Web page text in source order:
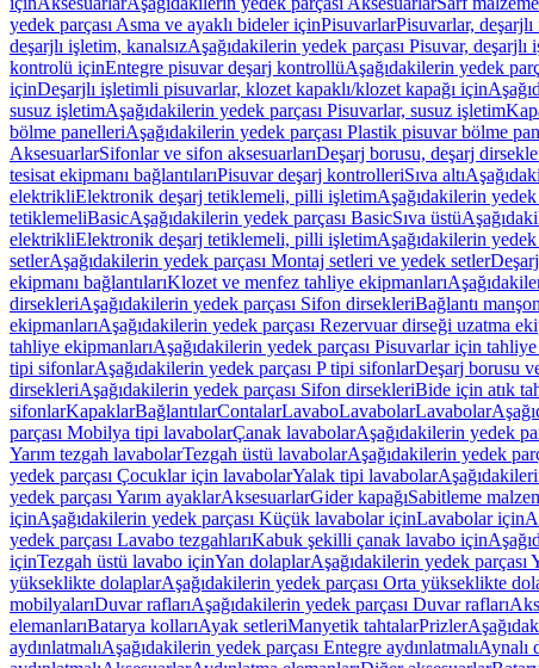
yedek parçası Asma ve ayaklı bideler içinPisuvarlarPisuvarlar,
deşarjlı işletim, kanalsızAşağıdakilerin yedek parçası Pisuvar, deşarjlı
kontrolü içinEntegre pisuvar deşarj kontrollüAşağıdakilerin yedek
içinDeşarjlı işletimli pisuvarlar, klozet kapaklı/klozet kapağı için
susuz işletimAşağıdakilerin yedek parçası Pisuvarlar, susuz işletim
bölme panelleriAşağıdakilerin yedek parçası Plastik pisuvar bölme
AksesuarlarSifonlar ve sifon aksesuarlarıDeşarj borusu, deşarj
tesisat ekipmanı bağlantılarıPisuvar deşarj kontrolleriSıva altı
elektrikliElektronik deşarj tetiklemeli, pilli işletimAşağıdakilerin
tetiklemeliBasicAşağıdakilerin yedek parçası BasicSıva üstü
elektrikliElektronik deşarj tetiklemeli, pilli işletimAşağıdakilerin
setlerAşağıdakilerin yedek parçası Montaj setleri ve yedek setler
ekipmanı bağlantılarıKlozet ve menfez tahliye ekipmanları
dirsekleriAşağıdakilerin yedek parçası Sifon dirsekleriBağlantı
ekipmanlarıAşağıdakilerin yedek parçası Rezervuar dirseği uzatma
tahliye ekipmanlarıAşağıdakilerin yedek parçası Pisuvarlar için
tipi sifonlarAşağıdakilerin yedek parçası P tipi sifonlarDeşarj borusu
dirsekleriAşağıdakilerin yedek parçası Sifon dirsekleriBide için atık
sifonlarKapaklarBağlantılarContalarLavaboLavabolarLavabolar
parçası Mobilya tipi lavabolarÇanak lavabolarAşağıdakilerin yedek
Yarım tezgah lavabolarTezgah üstü lavabolarAşağıdakilerin yedek
yedek parçası Çocuklar için lavabolarYalak tipi lavabolar
yedek parçası Yarım ayaklarAksesuarlarGider kapağıSabitleme
içinAşağıdakilerin yedek parçası Küçük lavabolar içinLavabolar için
yedek parçası Lavabo tezgahlarıKabuk şekilli çanak lavabo için
içinTezgah üstü lavabo içinYan dolaplarAşağıdakilerin yedek parçası
yükseklikte dolaplarAşağıdakilerin yedek parçası Orta yükseklikte
mobilyalarıDuvar raflarıAşağıdakilerin yedek parçası Duvar rafları
elemanlarıBatarya kollarıAyak setleriManyetik tahtalarPrizler
aydınlatmalıAşağıdakilerin yedek parçası Entegre aydınlatmalıAynalı